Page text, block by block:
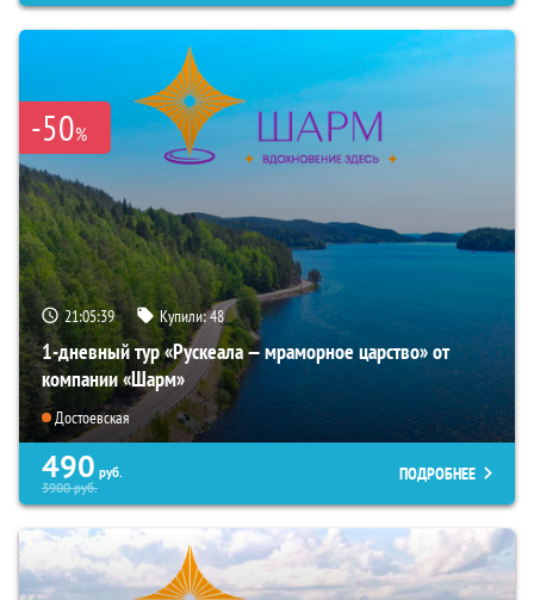
-50%
21:05:38 Купили:48
1-дневный тур «Рускеала — мраморное царство» от
компании «Шарм»
Достоевская
490 руб.
3900руб.
ПОДРОБНЕЕ